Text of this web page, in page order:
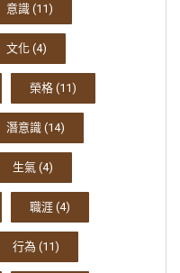
意識 (11)
文化 (4)
榮格 (11)
潛意識 (14)
生氣 (4)
職涯 (4)
行為 (11)